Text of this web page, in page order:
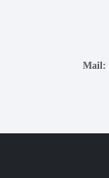
Mail: